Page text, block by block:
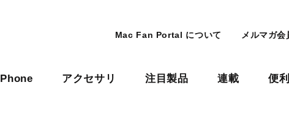
Mac Fan Portal について メルマガ会
アクセサリ 注目製品 連載 便